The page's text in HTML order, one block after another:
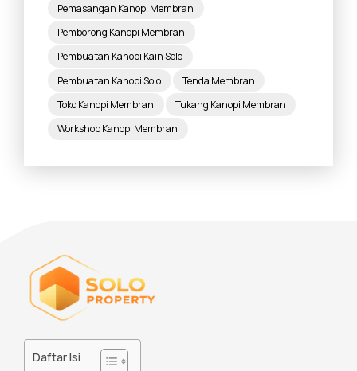
Pemasangan Kanopi Membran
Pemborong Kanopi Membran
Pembuatan Kanopi Kain Solo
Pembuatan Kanopi Solo
Tenda Membran
Toko Kanopi Membran
Tukang Kanopi Membran
Workshop Kanopi Membran
Daftar Isi